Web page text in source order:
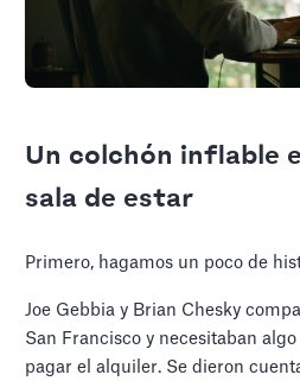
Un colchón inflable
sala de estar
Primero, hagamos un poco de
Joe Gebbia y Brian Chesky
San Francisco y necesitaban
pagar el alquiler. Se dieron